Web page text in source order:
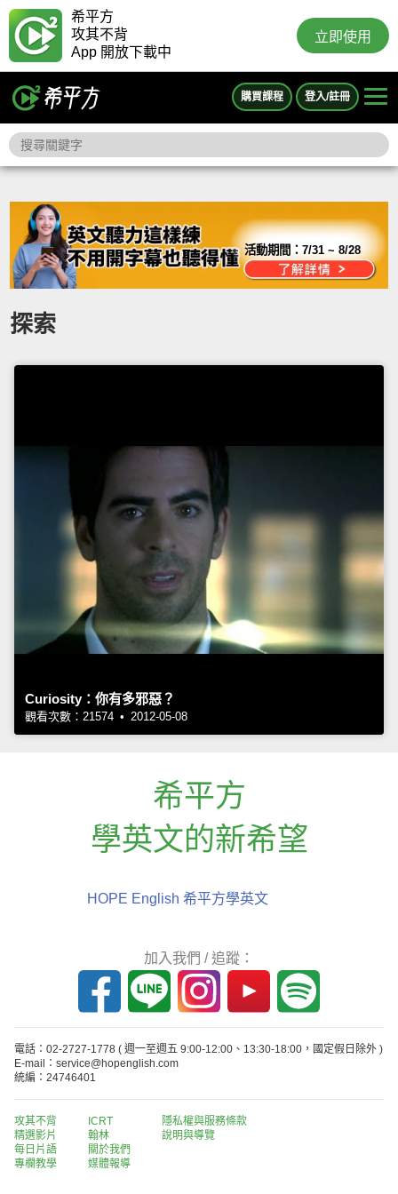
希平方
攻其不背
App 開放下載中
立即使用
購買課程 登入/註冊
活動期間：7/31 ~ 8/28
探索
Curiosity：你有多邪惡？
觀看次數：21574 • 2012-05-08
希平方
學英文的新希望
HOPE English 希平方學英文
加入我們 / 追蹤：
電話：02-2727-1778 ( 週一至週五 9:00-12:00、13:30-18:00，國定假日除外 )
E-mail：service@hopenglish.com
統編：24746401
攻其不背
精選影片
每日片語
專欄教學
ICRT
翰林
關於我們
媒體報導
隱私權與服務條款
說明與導覽